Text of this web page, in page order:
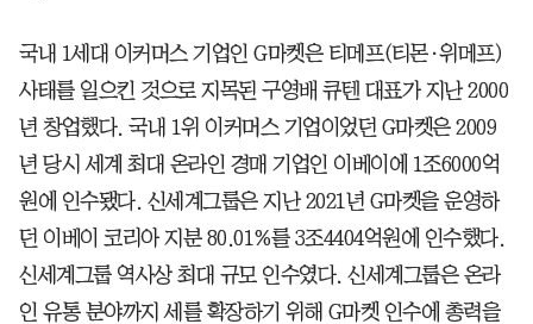
국내 1세대 이커머스 기업인 G마켓은 티메프(티몬·위메프)
사태를 일으킨 것으로 지목된 구영배 큐텐 대표가 지난 2000
년 창업했다. 국내 1위 이커머스 기업이었던 G마켓은 2009
년 당시 세계 최대 온라인 경매 기업인 이베이에 1조6000억
원에 인수됐다. 신세계그룹은 지난 2021년 G마켓을 운영하
던 이베이 코리아 지분 80.01%를 3조4404억원에 인수했다.
신세계그룹 역사상 최대 규모 인수였다. 신세계그룹은 온라
인 유통 분야까지 세를 확장하기 위해 G마켓 인수에 총력을